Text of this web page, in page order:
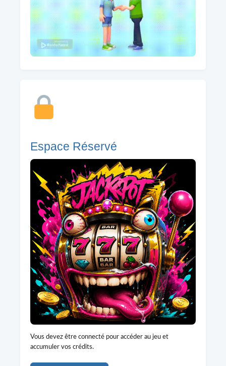
Espace Réservé
Vous devez être connecté pour accéder au jeu et
accumuler vos crédits.